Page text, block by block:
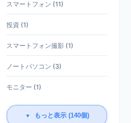
スマートフォン (11)
投資 (1)
スマートフォン撮影 (1)
ノートパソコン (3)
モニター (1)
▼ もっと表示 (140個)